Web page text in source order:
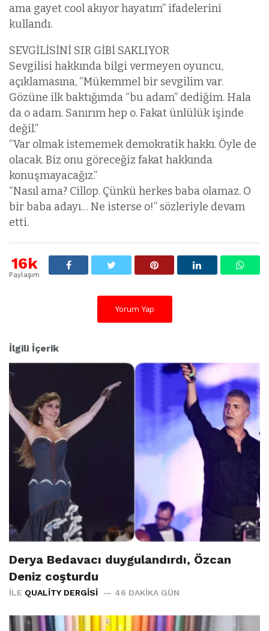
ama gayet cool akıyor hayatım” ifadelerini
kullandı.
SEVGİLİSİNİ SIR GİBİ SAKLIYOR
Sevgilisi hakkında bilgi vermeyen oyuncu,
açıklamasına, “Mükemmel bir sevgilim var.
Gözüne ilk baktığımda “bu adam” dediğim. Hala
da o adam. Sanırım hep o. Fakat ünlülük işinde
değil.”
“Var olmak istememek demokratik hakkı. Öyle de
olacak. Biz onu göreceğiz fakat hakkında
konuşmayacağız.”
“Nasıl ama? Cillop. Çünkü herkes baba olamaz. O
bir baba adayı… Ne isterse o!” sözleriyle devam
etti.
16k
Paylaşım
Yorum Yap
İlgili İçerik
Derya Bedavacı duygulandırdı, Özcan
Deniz coşturdu
İLE QUALITY DERGISI 46 DAKIKA GÜN